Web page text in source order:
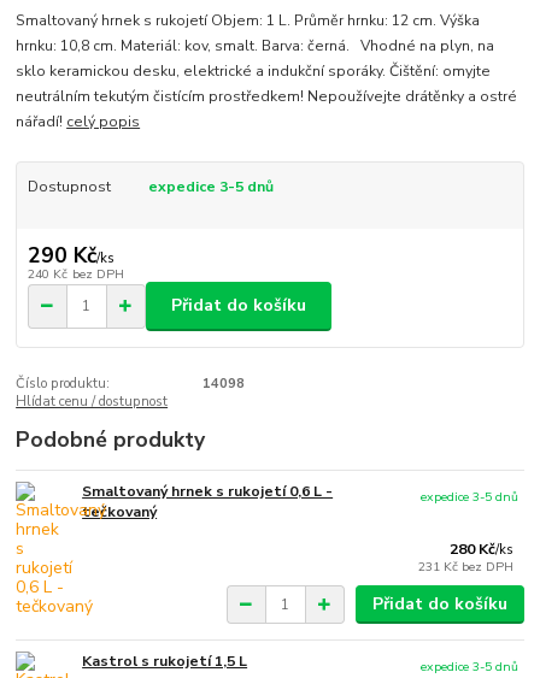
Smaltovaný hrnek s rukojetí Objem: 1 L. Průměr hrnku: 12 cm. Výška
hrnku: 10,8 cm. Materiál: kov, smalt. Barva: černá. Vhodné na plyn, na
sklo keramickou desku, elektrické a indukční sporáky. Čištění: omyjte
neutrálním tekutým čistícím prostředkem! Nepoužívejte drátěnky a ostré
nářadí! celý popis
Dostupnost expedice 3-5 dnů
290 Kč/ks
240 Kč bez DPH
Přidat do košíku
Číslo produktu:
14098
Hlídat cenu / dostupnost
Podobné produkty
Smaltovaný hrnek s rukojetí 0,6 L -
tečkovaný
280 Kč/ks
231 Kč bez DPH
expedice 3-5 dnů
Přidat do košíku
Kastrol s rukojetí 1,5 L
expedice 3-5 dnů